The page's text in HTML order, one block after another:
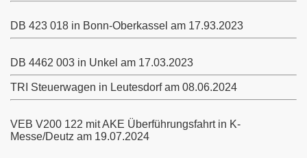
DB 423 018 in Bonn-Oberkassel am 17.93.2023
DB 4462 003 in Unkel am 17.03.2023
TRI Steuerwagen in Leutesdorf am 08.06.2024
VEB V200 122 mit AKE Überführungsfahrt in K-
Messe/Deutz am 19.07.2024